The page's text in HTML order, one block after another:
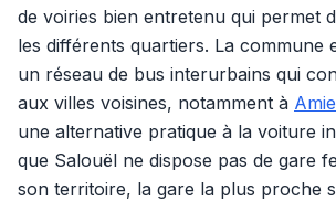
de voiries bien entretenu qui permet
les différents quartiers. La commune
un réseau de bus interurbains qui
aux villes voisines, notamment à
une alternative pratique à la voiture
que Salouël ne dispose pas de gare
son territoire, la gare la plus proche